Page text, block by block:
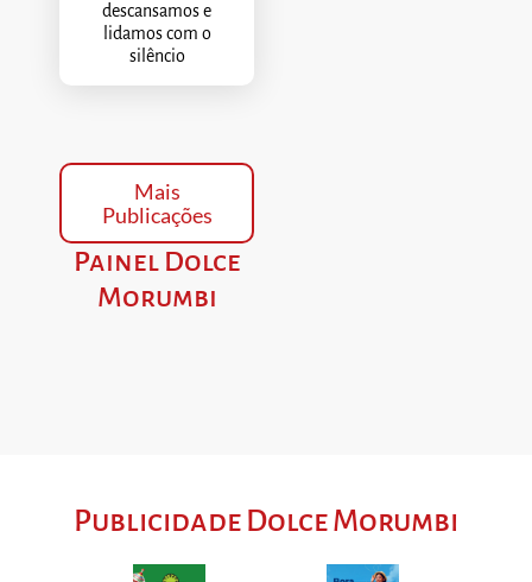
descansamos e
lidamos com o
silêncio
Mais
Publicações
Painel Dolce
Morumbi
Publicidade Dolce Morumbi